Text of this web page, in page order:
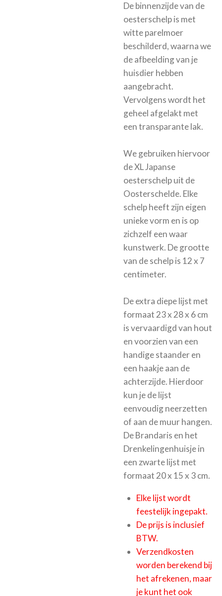
De binnenzijde van de
oesterschelp is met
witte parelmoer
beschilderd, waarna we
de afbeelding van je
huisdier hebben
aangebracht.
Vervolgens wordt het
geheel afgelakt met
een transparante lak.
We gebruiken hiervoor
de XL Japanse
oesterschelp uit de
Oosterschelde. Elke
schelp heeft zijn eigen
unieke vorm en is op
zichzelf een waar
kunstwerk. De grootte
van de schelp is 12 x 7
centimeter.
De extra diepe lijst met
formaat 23 x 28 x 6 cm
is vervaardigd van hout
en voorzien van een
handige staander en
een haakje aan de
achterzijde. Hierdoor
kun je de lijst
eenvoudig neerzetten
of aan de muur hangen.
De Brandaris en het
Drenkelingenhuisje in
een zwarte lijst met
formaat 20 x 15 x 3 cm.
Elke lijst wordt
feestelijk ingepakt.
De prijs is inclusief
BTW.
Verzendkosten
worden berekend bij
het afrekenen, maar
je kunt het ook